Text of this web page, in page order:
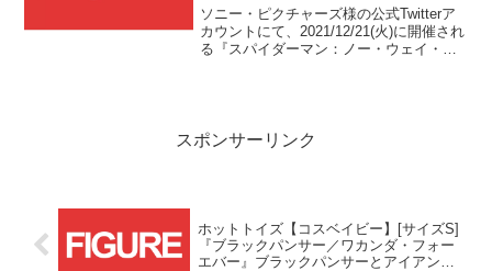
ソニー・ピクチャーズ様の公式Twitterア
カウントにて、2021/12/21(火)に開催され
る『スパイダーマン：ノー・ウェイ・ホ
スポンサーリンク
ホットトイズ【コスベイビー】[サイズS]
『ブラックパンサー／ワカンダ・フォー
エバー』ブラックパンサーとアイアンハ